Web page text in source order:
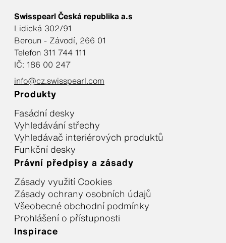
Swisspearl Česká republika a.s
Lidická 302/91
Beroun - Závodí, 266 01
Telefon 311 744 111
IČ: 186 00 247
info@cz.swisspearl.com
Produkty
Fasádní desky
Vyhledávání střechy
Vyhledávač interiérových produktů
Funkční desky
Právní předpisy a zásady
Zásady využití Cookies
Zásady ochrany osobních údajů
Všeobecné obchodní podmínky
Prohlášení o přístupnosti
Inspirace